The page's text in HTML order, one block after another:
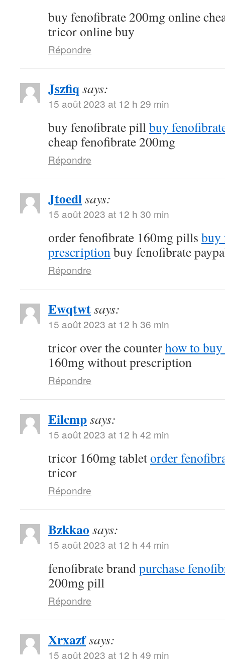
buy fenofibrate 200mg online
tricor online buy
Répondre
Jszfiq says:
15 août 2023 at 12 h 29 min
buy fenofibrate pillbuy
cheap fenofibrate 200mg
Répondre
Jtoedlsays:
15 août 2023 at 12 h 30 min
order fenofibrate 160mg pills buy
prescriptionbuy fenofibrate
Répondre
Ewqtwtsays:
15 août 2023 at 12 h 36 min
tricor over the counterhow to
160mg without prescription
Répondre
Eilcmpsays:
15 août 2023 at 12 h 42 min
tricor 160mg tabletorder
tricor
Répondre
Bzkkao says:
15 août 2023 at 12 h 44 min
fenofibrate brandpurchase
200mg pill
Répondre
Xrxazfsays:
15 août 2023 at 12 h 49 min